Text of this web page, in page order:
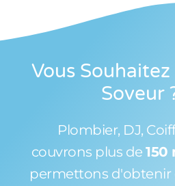
Vous
Soveur
Plombier, DJ,
couvrons plus de 150
permettons d'obtenir